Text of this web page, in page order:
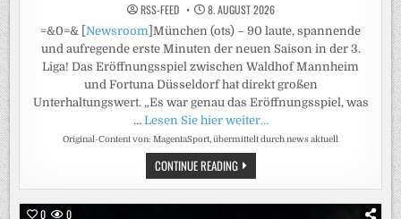
RSS-FEED 8. AUGUST 2026
=&0=& [ Newsroom ]München (ots) – 90 laute, spannende
und aufregende erste Minuten der neuen Saison in der 3.
Liga! Das Eröffnungsspiel zwischen Waldhof Mannheim
und Fortuna Düsseldorf hat direkt großen
Unterhaltungswert. „Es war genau das Eröffnungsspiel, was
… Lesen Sie hier weiter…
Original-Content von: MagentaSport, übermittelt durch news aktuell
CONTINUE READING3.
LIGA
KOMPLETT
0 0